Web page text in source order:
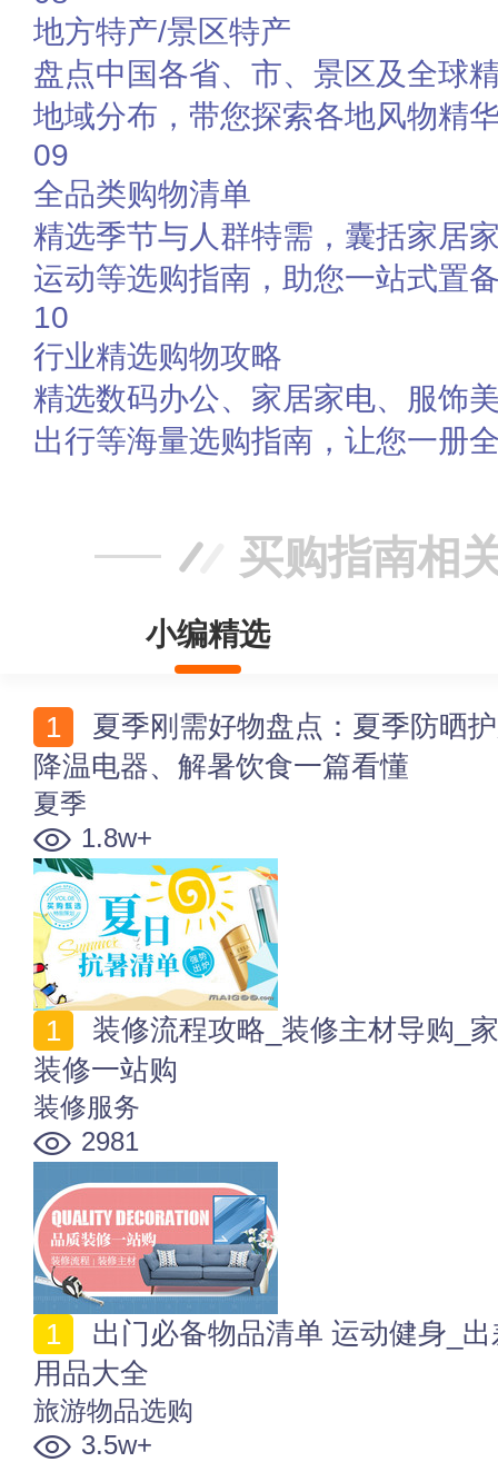
地方特产/景区特产
盘点中国各省、市、景区及全球
地域分布，带您探索各地风物精
09
全品类购物清单
精选季节与人群特需，囊括家居
运动等选购指南，助您一站式置
10
行业精选购物攻略
精选数码办公、家居家电、服饰
出行等海量选购指南，让您一册
买购指南相
小编精选
降温电器、解暑饮食一篇看懂
夏季
1.8w+
装修一站购
装修服务
2981
用品大全
旅游物品选购
3.5w+